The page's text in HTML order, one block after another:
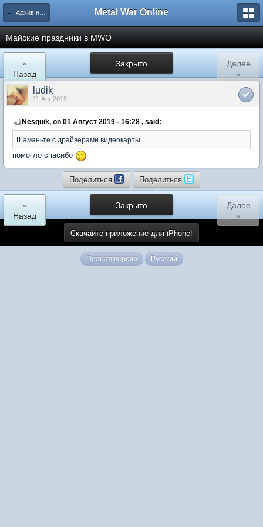
← Архив новостей Metal War Online
Майские праздники в MWO
Закрыто
«
Назад
Далее
»
ludik
11 Авг 2019
Nesquik, on 01 Август 2019 - 16:28 , said:
Шаманьте с драйверами видеокарты.
помогло спасибо
Поделиться Поделиться
Закрыто
«
Назад
Далее
»
Скачайте приложение для iPhone!
Полная версия Русский